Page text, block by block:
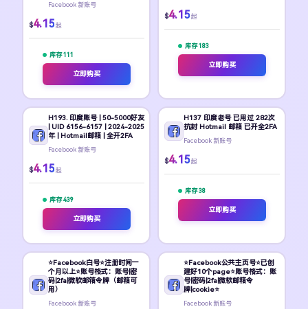
Facebook 新账号
$4.15 起
库存 111
立即购买
$4.15 起
库存 183
立即购买
H193. 印度账号 | 50-5000好友
| UID 6156-6157 | 2024-2025
年 | Hotmail邮箱 | 全开2FA
Facebook 新账号
$4.15 起
库存 439
立即购买
H137 印度老号 已用过 282次
抗封 Hotmail 邮箱 已开全2FA
Facebook 新账号
$4.15 起
库存 38
立即购买
⭐Facebook白号⭐注册时间一
个月以上⭐账号格式：账号|密
码|2fa|微软邮箱令牌（邮箱可
用）
Facebook 新账号
⭐Facebook公共主页号⭐已创
建好10个page⭐账号格式：账
号|密码|2fa|微软邮箱令
牌|cookie⭐
Facebook 新账号